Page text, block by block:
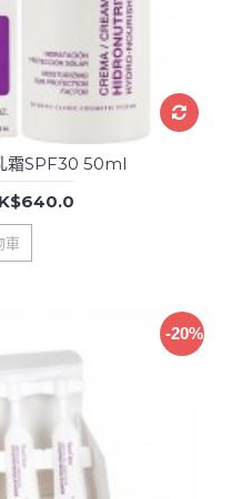
霜SPF30 50ml
車
-20%